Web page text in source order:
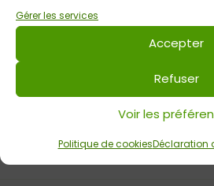
Gérer les services
Accepter
Refuser
Voir les
Politique de cookiesDéclaration
Exposition Sonorités d’été